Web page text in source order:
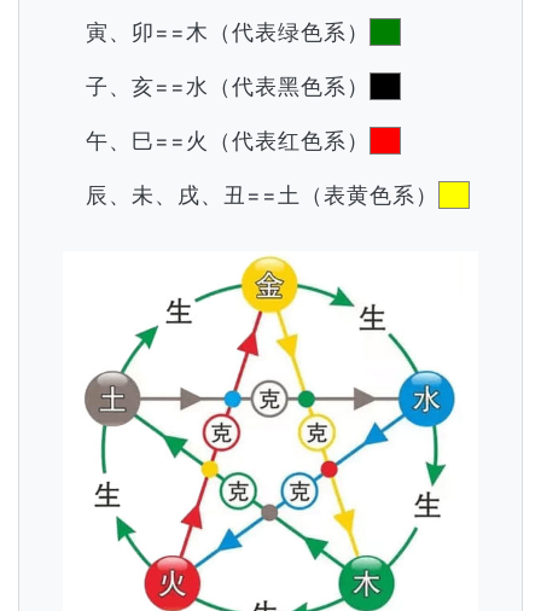
寅、卯==木（代表绿色系）
子、亥==水（代表黑色系）
午、巳==火（代表红色系）
辰、未、戌、丑==土（表黄色系）